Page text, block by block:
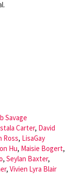
Savage
Carter, David
Ross, LisaGay
Hu, Maisie Bogert,
, Seylan Baxter,
, Vivien Lyra Blair